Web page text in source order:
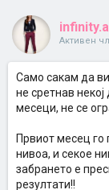
Активен
Само сакам да
не сретнав
месеци, не се
Првиот месец го
нивоа, и секое
забрането е
резултати!!